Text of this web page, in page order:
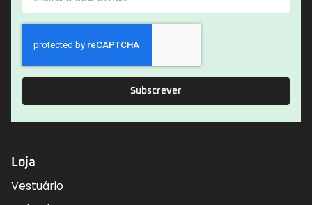
Subscrever
Loja
Vestuário